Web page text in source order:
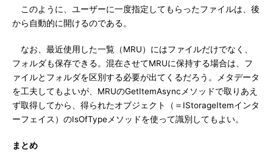
このように、ユーザーに一度指定してもらったファイルは、後
から自動的に開けるのである。
なお、最近使用した一覧（MRU）にはファイルだけでなく、
フォルダも保存できる。混在させてMRUに保持する場合は、フ
ァイルとフォルダを区別する必要が出てくるだろう。メタデータ
を工夫してもよいが、MRUのGetItemAsyncメソッドで取りあえ
ず取得してから、得られたオブジェクト（＝IStorageItemインタ
ーフェイス）のIsOfTypeメソッドを使って識別してもよい。
まとめ